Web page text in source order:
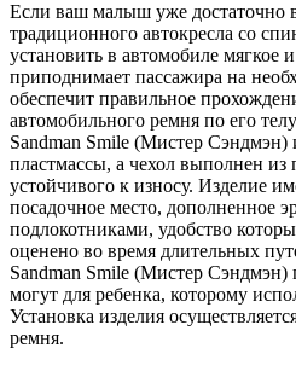
Если ваш малыш уже достаточно
традиционного автокресла со
установить в автомобиле мягкое
приподнимает пассажира на
обеспечит правильное
автомобильного ремня по его
Sandman Smile (Мистер Сэндмэн)
пластмассы, а чехол выполнен из
устойчивого к износу. Изделие
посадочное место, дополненное
подлокотниками, удобство
оценено во время длительных
Sandman Smile (Мистер Сэндмэн)
могут для ребенка, которому
Установка изделия
ремня.